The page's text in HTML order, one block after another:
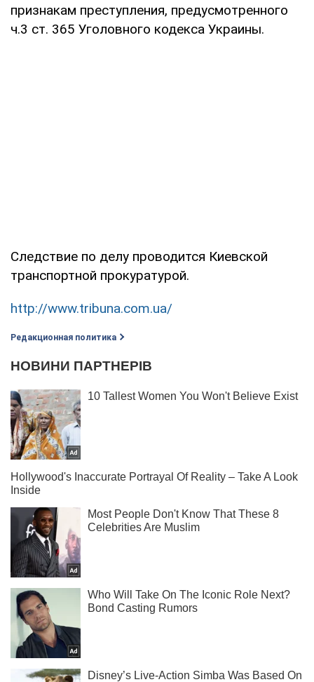
признакам преступления, предусмотренного
ч.3 ст. 365 Уголовного кодекса Украины.
Следствие по делу проводится Киевской
транспортной прокуратурой.
http://www.tribuna.com.ua/
Редакционная политика